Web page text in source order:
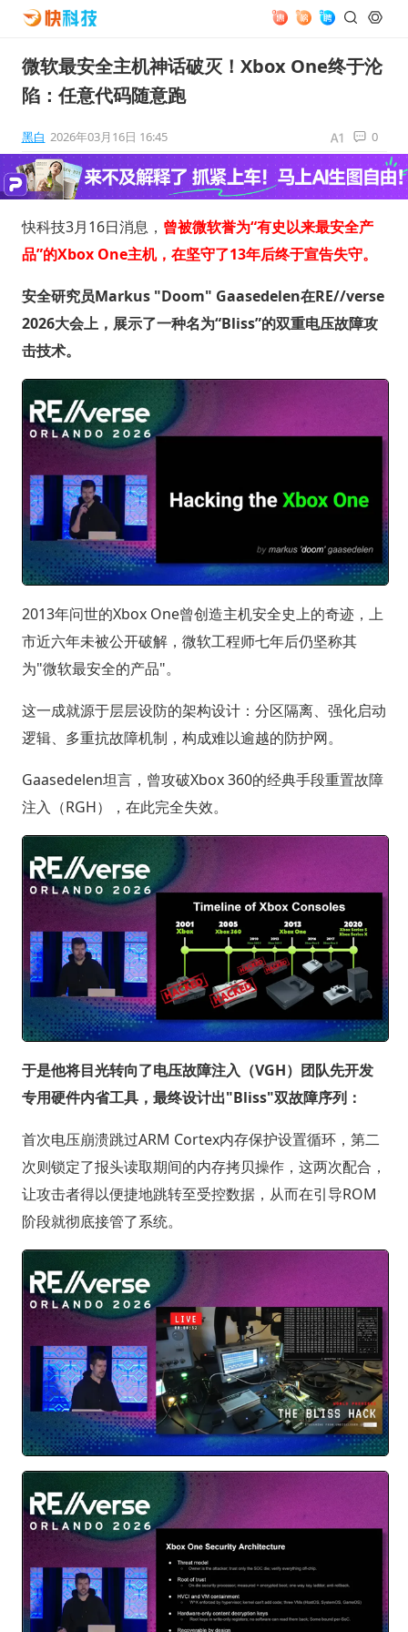
微软最安全主机神话破灭！Xbox One终于沦
陷：任意代码随意跑
黑白 2026年03月16日 16:45 0
快科技3月16日消息， 曾被微软誉为“有史以来最安全产
品”的Xbox One主机，在坚守了13年后终于宣告失守。
安全研究员Markus "Doom" Gaasedelen在RE//verse
2026大会上，展示了一种名为“Bliss”的双重电压故障攻
击技术。
2013年问世的Xbox One曾创造主机安全史上的奇迹，上
市近六年未被公开破解，微软工程师七年后仍坚称其
为"微软最安全的产品"。
这一成就源于层层设防的架构设计：分区隔离、强化启动
逻辑、多重抗故障机制，构成难以逾越的防护网。
Gaasedelen坦言，曾攻破Xbox 360的经典手段重置故障
注入（RGH），在此完全失效。
于是他将目光转向了电压故障注入（VGH）团队先开发
专用硬件内省工具，最终设计出"Bliss"双故障序列：
首次电压崩溃跳过ARM Cortex内存保护设置循环，第二
次则锁定了报头读取期间的内存拷贝操作，这两次配合，
让攻击者得以便捷地跳转至受控数据，从而在引导ROM
阶段就彻底接管了系统。